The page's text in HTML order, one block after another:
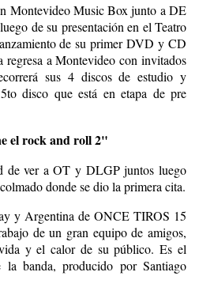
Montevideo Music Box junto a DE
de su presentación en el Teatro
de su primer DVD y CD
a Montevideo con invitados
sus 4 discos de estudio y
disco que está en etapa de pre
el rock and roll 2"
de ver a OT y DLGP juntos luego
donde se dio la primera cita.
y Argentina de ONCE TIROS 15
de un gran equipo de amigos,
y el calor de su público. Es el
banda, producido por Santiago